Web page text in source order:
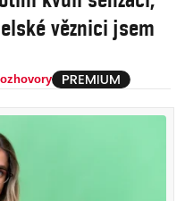
věznici jsem